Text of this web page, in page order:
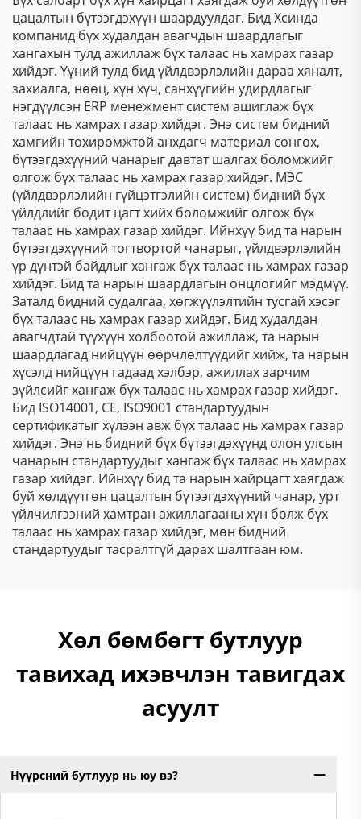
цацалтын бүтээгдэхүүн шаардуулдаг. Бид Хсинда
компанид бүх худалдан авагчдын шаардлагыг
хангахын тулд ажиллаж бүх талаас нь хамрах газар
хийдэг. Үүний тулд бид үйлдвэрлэлийн дараа хяналт,
захиалга, нөөц, хүн хүч, санхүүгийн удирдлагыг
нэгдүүлсэн ERP менежмент систем ашиглаж бүх
талаас нь хамрах газар хийдэг. Энэ систем бидний
хамгийн тохиромжтой анхдагч материал сонгох,
бүтээгдэхүүний чанарыг давтат шалгах боломжийг
олгож бүх талаас нь хамрах газар хийдэг. МЭС
(үйлдвэрлэлийн гүйцэтгэлийн систем) бидний бүх
үйлдлийг бодит цагт хийх боломжийг олгож бүх
талаас нь хамрах газар хийдэг. Ийнхүү бид та нарын
бүтээгдэхүүний тогтвортой чанарыг, үйлдвэрлэлийн
үр дүнтэй байдлыг хангаж бүх талаас нь хамрах газар
хийдэг. Бид та нарын шаардлагын онцлогийг мэдмүү.
Заталд бидний судалгаа, хөгжүүлэлтийн тусгай хэсэг
бүх талаас нь хамрах газар хийдэг. Бид худалдан
авагчдтай түүхүүн холбоотой ажиллаж, та нарын
шаардлагад нийцүүн өөрчлөлтүүдийг хийж, та нарын
хүсэлд нийцүүн гадаад хэлбэр, ажиллах зарчим
зүйлсийг хангаж бүх талаас нь хамрах газар хийдэг.
Бид ISO14001, CE, ISO9001 стандартуудын
сертификатыг хүлээн авж бүх талаас нь хамрах газар
хийдэг. Энэ нь бидний бүх бүтээгдэхүүнд олон улсын
чанарын стандартуудыг хангаж бүх талаас нь хамрах
газар хийдэг. Ийнхүү бид та нарын хайрцагт хаягдаж
буй хөлдүүтгөн цацалтын бүтээгдэхүүний чанар, урт
үйлчилгээний хамтран ажиллагааны хүн болж бүх
талаас нь хамрах газар хийдэг, мөн бидний
стандартуудыг тасралтгүй дарах шалтгаан юм.
Хөл бөмбөгт бутлуур
тавихад ихэвчлэн тавигдах
асуулт
Нүүрсний бутлуур нь юу вэ?